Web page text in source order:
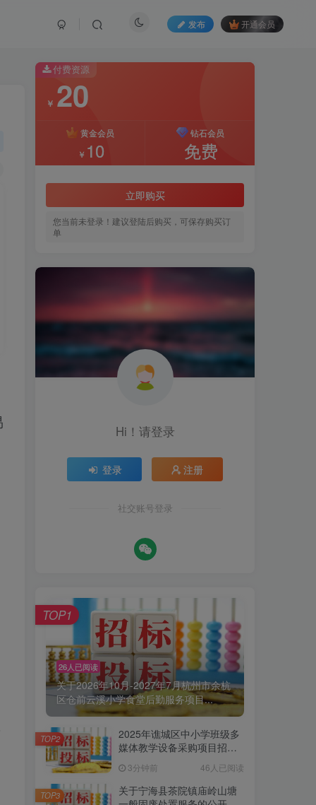
发布 开通会员
付费资源
￥ 20
黄金会员
￥ 10
钻石会员
免费
立即购买
您当前未登录！建议登陆后购买，可保存购买订
单
Hi！请登录
登录 注册
社交账号登录
26人已阅读
关于2026年10月-2027年7月杭州市余杭
区仓前云溪小学食堂后勤服务项目...
TOP1
2025年谯城区中小学班级多
媒体教学设备采购项目招标
3分钟前 46人已阅读
TOP2
关于宁海县茶院镇庙岭山塘
TOP3